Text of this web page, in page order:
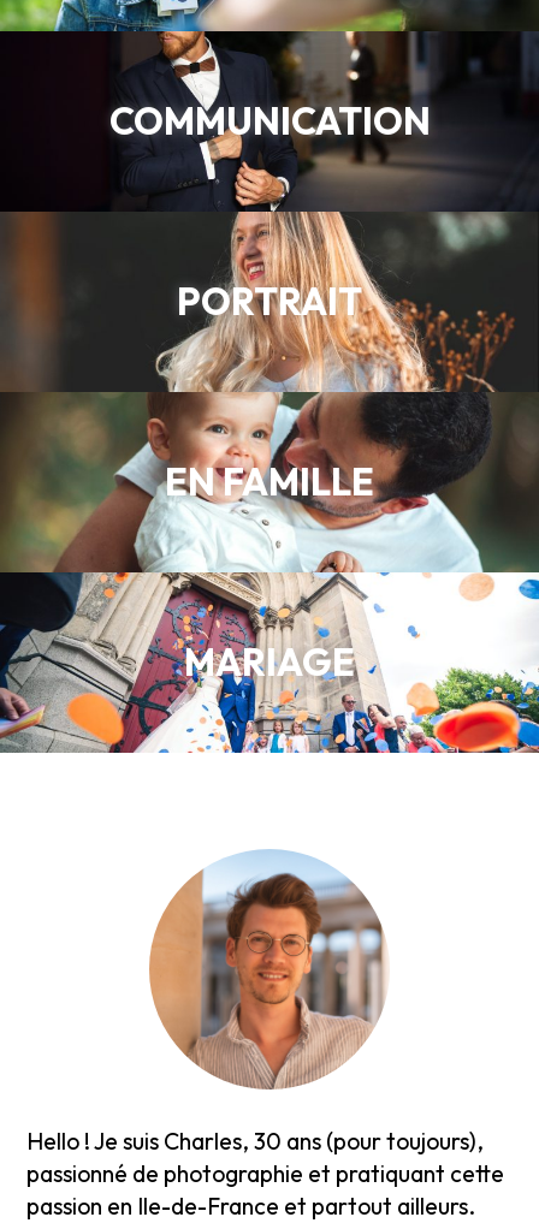
COMMUNICATION
PORTRAIT
EN FAMILLE
MARIAGE
Hello ! Je suis Charles, 30 ans (pour toujours),
passionné de photographie et pratiquant cette
passion en Ile-de-France et partout ailleurs.